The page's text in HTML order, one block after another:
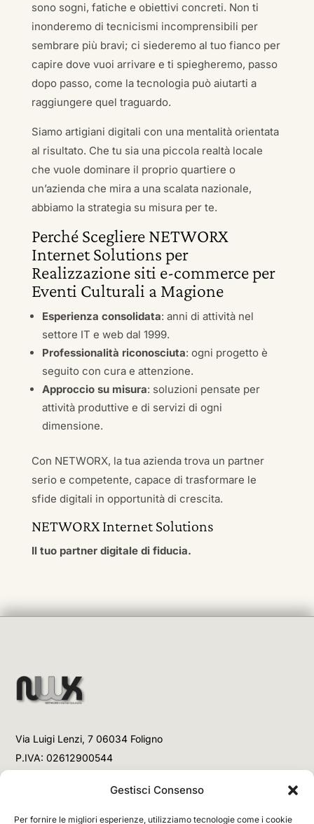
Gestisci Consenso
Per fornire le migliori esperienze, utilizziamo tecnologie come i cookie
sono sogni, fatiche e obiettivi concreti. Non ti
inonderemo di tecnicismi incomprensibili per
sembrare più bravi; ci siederemo al tuo fianco per
capire dove vuoi arrivare e ti spiegheremo, passo
dopo passo, come la tecnologia può aiutarti a
raggiungere quel traguardo.
Siamo artigiani digitali con una mentalità orientata
al risultato. Che tu sia una piccola realtà locale
che vuole dominare il proprio quartiere o
un’azienda che mira a una scalata nazionale,
abbiamo la strategia su misura per te.
Perché Scegliere NETWORX
Internet Solutions per
Realizzazione siti e-commerce per
Eventi Culturali a Magione
Esperienza consolidata: anni di attività nel
settore IT e web dal 1999.
Professionalità riconosciuta: ogni progetto è
seguito con cura e attenzione.
Approccio su misura: soluzioni pensate per
attività produttive e di servizi di ogni
dimensione.
Con NETWORX, la tua azienda trova un partner
serio e competente, capace di trasformare le
sfide digitali in opportunità di crescita.
NETWORX Internet Solutions
Il tuo partner digitale di fiducia.
Via Luigi Lenzi, 7 06034 Foligno
P.IVA: 02612900544